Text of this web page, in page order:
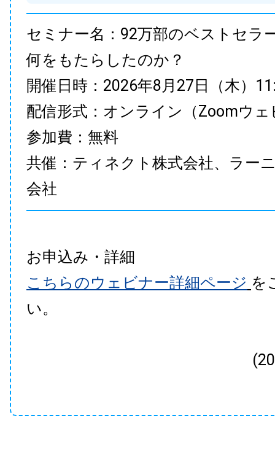
セミナー名：92万部のベストセラ
何をもたらしたのか？
開催日時：2026年8月27日（木）
配信形式：オンライン（Zoomウェ
参加費：無料
共催：ティネクト株式会社、ラー
会社
お申込み・詳細
こちらのウェビナー詳細ページ を
い。